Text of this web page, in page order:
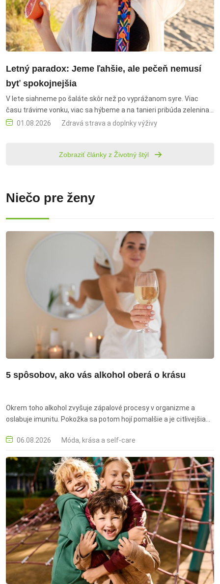
Letný paradox: Jeme ľahšie, ale pečeň nemusí
byť spokojnejšia
V lete siahneme po šaláte skôr než po vyprážanom syre. Viac
času trávime vonku, viac sa hýbeme a na tanieri pribúda zelenina,
ovocie či ryby. Na prvý pohľad by sa mohlo zdať, že práve leto je
01.08.2026 Zdravá strava a doplnky výživy
Zobraziť články z Životný štýl
Niečo pre ženy
5 spôsobov, ako vás alkohol oberá o krásu
Okrem toho alkohol zvyšuje zápalové procesy v organizme a
oslabuje imunitu. Pokožka sa potom hojí pomalšie a je citlivejšia
alkohol oberá o krásu, z alkoholu sa priberá, alkohol a spánok, akné
06.08.2026 Móda, krása a self-care